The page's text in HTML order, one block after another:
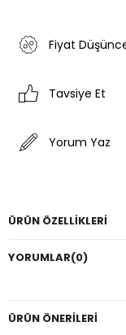
Fiyat
Tavsiye Et
Yorum Yaz
ÜRÜN ÖZELLIKLERI
YORUMLAR(0)
ÜRÜN ÖNERILERI